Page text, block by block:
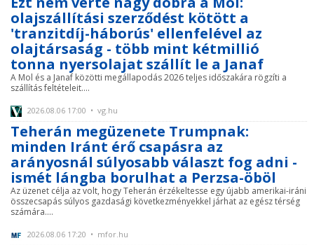
olajszállítási szerződést kötött a
'tranzitdíj-háborús' ellenfelével az
olajtársaság - több mint kétmillió
tonna nyersolajat szállít le a Janaf
A Mol és a Janaf közötti megállapodás 2026 teljes időszakára rögzíti a
szállítás feltételeit....
2026.08.06 17:00 • vg.hu
Teherán megüzenete Trumpnak:
minden Iránt érő csapásra az
arányosnál súlyosabb választ fog adni -
ismét lángba borulhat a Perzsa-öböl
Az üzenet célja az volt, hogy Teherán érzékeltesse egy újabb amerikai-iráni
összecsapás súlyos gazdasági következményekkel járhat az egész térség
számára....
2026.08.06 17:20 • mfor.hu